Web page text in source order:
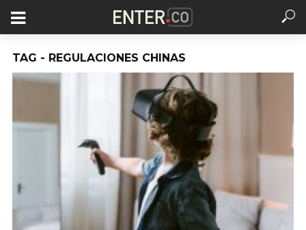
TAG - REGULACIONES CHINAS